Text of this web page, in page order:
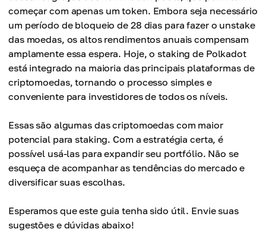
começar com apenas um token. Embora seja necessário
um período de bloqueio de 28 dias para fazer o unstake
das moedas, os altos rendimentos anuais compensam
amplamente essa espera. Hoje, o staking de Polkadot
está integrado na maioria das principais plataformas de
criptomoedas, tornando o processo simples e
conveniente para investidores de todos os níveis.
Essas são algumas das criptomoedas com maior
potencial para staking. Com a estratégia certa, é
possível usá-las para expandir seu portfólio. Não se
esqueça de acompanhar as tendências do mercado e
diversificar suas escolhas.
Esperamos que este guia tenha sido útil. Envie suas
sugestões e dúvidas abaixo!